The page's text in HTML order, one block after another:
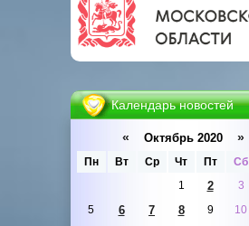
Календарь новостей
« Октябрь 2020 »
Пн Вт Ср Чт Пт Сб
1
2 3
5
6 7 8 9 10